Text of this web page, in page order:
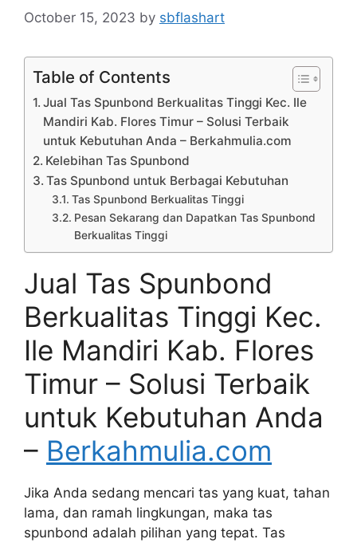
October 15, 2023 by sbflashart
Table of Contents
Jual Tas Spunbond Berkualitas Tinggi Kec. Ile
Mandiri Kab. Flores Timur – Solusi Terbaik
untuk Kebutuhan Anda – Berkahmulia.com
Kelebihan Tas Spunbond
Tas Spunbond untuk Berbagai Kebutuhan
Tas Spunbond Berkualitas Tinggi
Pesan Sekarang dan Dapatkan Tas Spunbond
Berkualitas Tinggi
Jual Tas Spunbond
Berkualitas Tinggi Kec.
Ile Mandiri Kab. Flores
Timur – Solusi Terbaik
untuk Kebutuhan Anda
– Berkahmulia.com
Jika Anda sedang mencari tas yang kuat, tahan
lama, dan ramah lingkungan, maka tas
spunbond adalah pilihan yang tepat. Tas